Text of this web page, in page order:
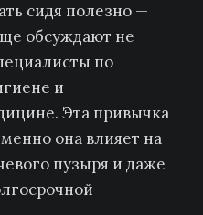
сидя полезно —
обсуждают не
по
и
Эта привычка
она влияет на
пузыря и даже